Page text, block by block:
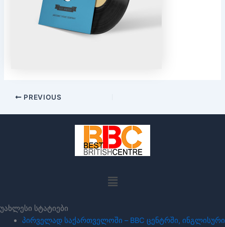
PREVIOUS
Menu
უახლესი სტატიები
პირველად საქართველოში – BBC ცენტრში, ინგლისური